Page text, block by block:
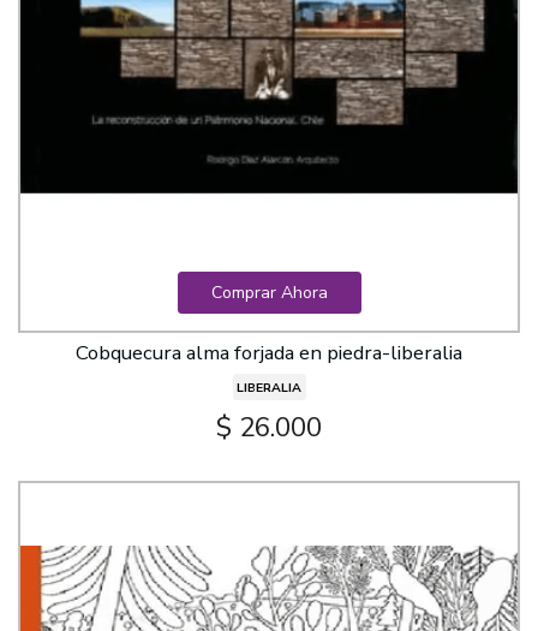
Comprar Ahora
Cobquecura alma forjada en piedra-liberalia
LIBERALIA
$ 26.000